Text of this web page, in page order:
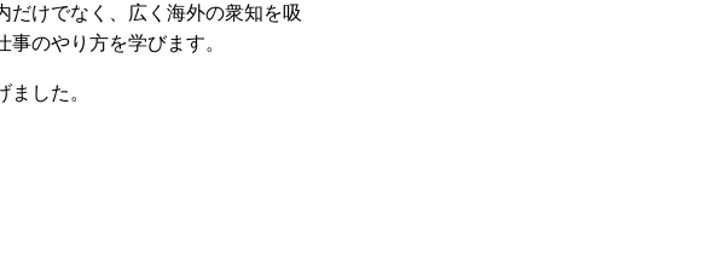
だけでなく、広く海外の衆知を吸
のやり方を学びます。
した。